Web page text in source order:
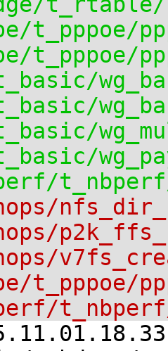
t_pppoe/
t_pppoe/
t_nbperf/
t_pppoe/